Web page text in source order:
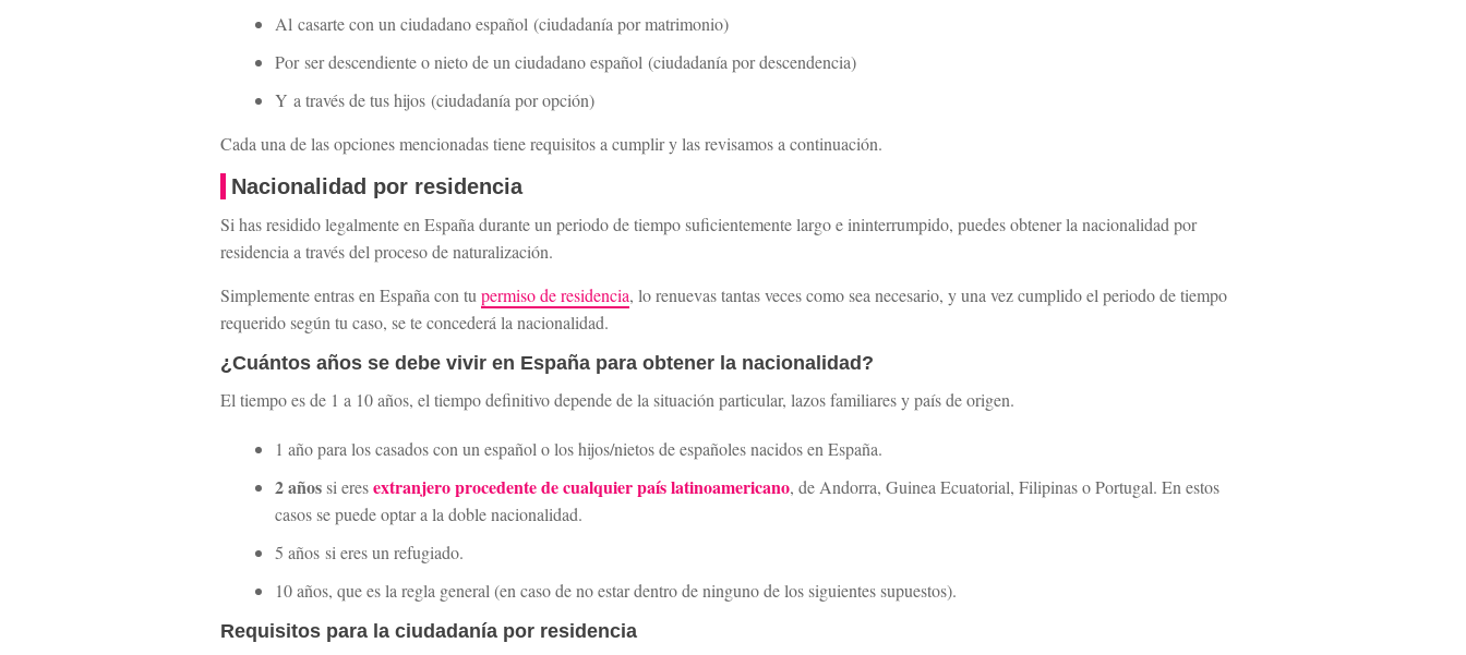
Al casarte con un ciudadano español (ciudadanía por matrimonio)
Por ser descendiente o nieto de un ciudadano español (ciudadanía por descendencia)
Y a través de tus hijos (ciudadanía por opción)
Cada una de las opciones mencionadas tiene requisitos a cumplir y las revisamos a continuación.
Nacionalidad por residencia
Si has residido legalmente en España durante un periodo de tiempo suficientemente largo e ininterrumpido, puedes obtener la nacionalidad por
residencia a través del proceso de naturalización.
Simplemente entras en España con tupermiso de residencia, lo renuevas tantas veces como sea necesario, y una vez cumplido el periodo de tiempo
requerido según tu caso, se te concederá la nacionalidad.
¿Cuántos años se debe vivir en España para obtener la nacionalidad?
El tiempo es de 1 a 10 años, el tiempo definitivo depende de la situación particular, lazos familiares y país de origen.
1 año para los casados con un español o los hijos/nietos de españoles nacidos en España.
2 añossi eresextranjero procedente de cualquier país latinoamericano, de Andorra, Guinea Ecuatorial, Filipinas o Portugal. En estos
casos se puede optar a la doble nacionalidad.
5 años si eres un refugiado.
10 años, que es la regla general (en caso de no estar dentro de ninguno de los siguientes supuestos).
Requisitos para la ciudadanía por residencia